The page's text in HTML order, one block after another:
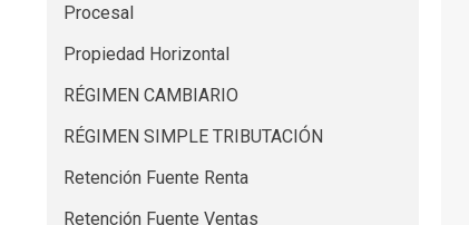
Procesal
Propiedad Horizontal
RÉGIMEN CAMBIARIO
RÉGIMEN SIMPLE TRIBUTACIÓN
Retención Fuente Renta
Retención Fuente Ventas